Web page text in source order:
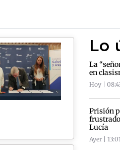
Lo
La
en
Hoy |
Prisión
Lucía
Ayer | 13:01